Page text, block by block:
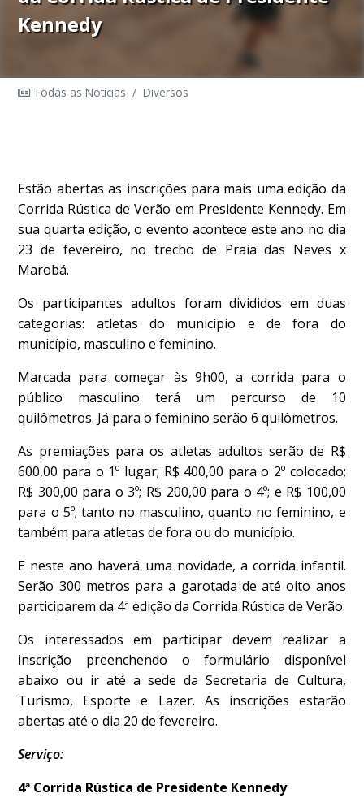
Kennedy
Todas as Notícias / Diversos
Estão abertas as inscrições para mais uma edição da
Corrida Rústica de Verão em Presidente Kennedy. Em
sua quarta edição, o evento acontece este ano no dia
23 de fevereiro, no trecho de Praia das Neves x
Marobá.
Os participantes adultos foram divididos em duas
categorias: atletas do município e de fora do
município, masculino e feminino.
Marcada para começar às 9h00, a corrida para o
público masculino terá um percurso de 10
quilômetros. Já para o feminino serão 6 quilômetros.
As premiações para os atletas adultos serão de R$
600,00 para o 1º lugar; R$ 400,00 para o 2º colocado;
R$ 300,00 para o 3º; R$ 200,00 para o 4º; e R$ 100,00
para o 5º; tanto no masculino, quanto no feminino, e
também para atletas de fora ou do município.
E neste ano haverá uma novidade, a corrida infantil.
Serão 300 metros para a garotada de até oito anos
participarem da 4ª edição da Corrida Rústica de Verão.
Os interessados em participar devem realizar a
inscrição preenchendo o formulário disponível
abaixo ou ir até a sede da Secretaria de Cultura,
Turismo, Esporte e Lazer. As inscrições estarão
abertas até o dia 20 de fevereiro.
Serviço:
4ª Corrida Rústica de Presidente Kennedy